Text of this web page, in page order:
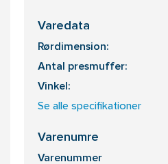
Varedata
Rørdimension:
Antal presmuffer:
Vinkel:
Se alle specifikationer
Varenumre
Varenummer